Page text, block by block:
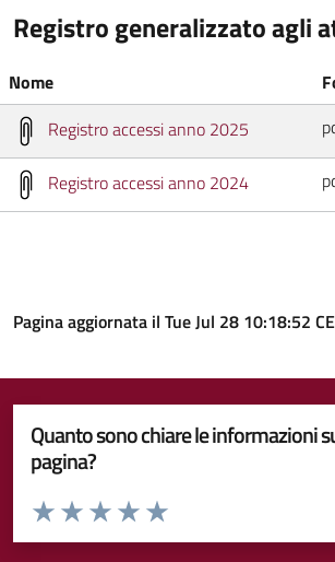
Registro generalizzato agli
Nome
Registro accessi anno 2025
Registro accessi anno 2024
Pagina aggiornata il Tue Jul 28 10:18:52
Quanto sono chiare le informazioni
pagina?
Valuta da 1 a 5 stelle la pagina
Valuta 5 stelle su 5
Valuta 4 stelle su 5
Valuta 3 stelle su 5
Valuta 2 stelle su 5
Valuta 1 stelle su 5